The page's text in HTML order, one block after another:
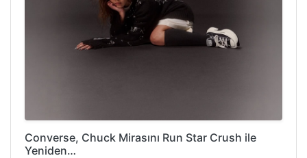
Converse, Chuck Mirasını Run Star Crush ile
Yeniden…